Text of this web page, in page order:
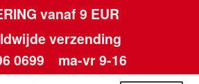
vanaf 9 EUR
verzending
0699 ma-vr 9-16